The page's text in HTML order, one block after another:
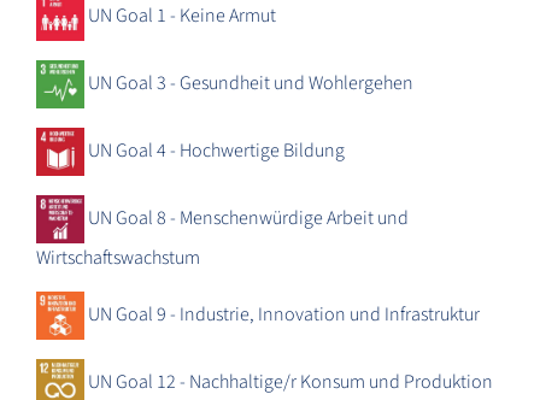
UN Goal 1 - Keine Armut
UN Goal 3 - Gesundheit und Wohlergehen
UN Goal 4 - Hochwertige Bildung
UN Goal 8 - Menschenwürdige Arbeit und
Wirtschaftswachstum
UN Goal 9 - Industrie, Innovation und Infrastruktur
UN Goal 12 - Nachhaltige/r Konsum und Produktion